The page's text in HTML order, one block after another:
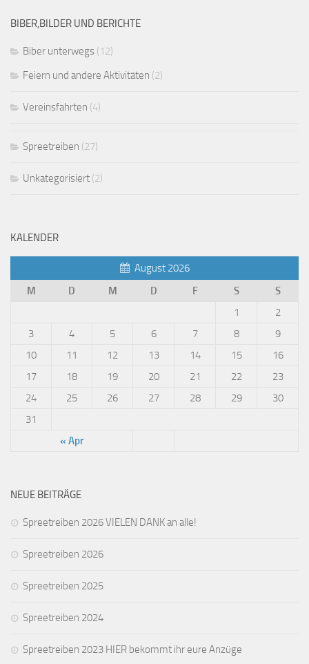
BIBER,BILDER UND BERICHTE
Biber unterwegs (12)
Feiern und andere Aktivitäten (2)
Vereinsfahrten (4)
Spreetreiben (27)
Unkategorisiert (2)
KALENDER
August 2026
M
D M D F S S
« Apr
1
2
3
4 5 6 7 8
9
10
11 12 13 14 15
16
17
18 19 20 21 22
23
24
25 26 27 28 29
30
31
NEUE BEITRÄGE
Spreetreiben 2026 VIELEN DANK an alle!
Spreetreiben 2026
Spreetreiben 2025
Spreetreiben 2024
Spreetreiben 2023 HIER bekommt ihr eure Anzüge